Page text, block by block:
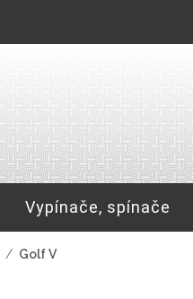
Vypínače, spínače
/ Golf V